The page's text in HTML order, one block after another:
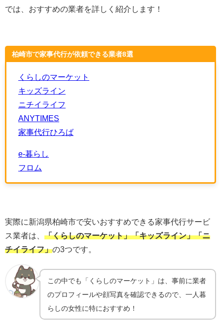
では、おすすめの業者を詳しく紹介します！
柏崎市で家事代行が依頼できる業者8選
くらしのマーケット
キッズライン
ニチイライフ
ANYTIMES
家事代行ひろば
e-暮らし
フロム
実際に新潟県柏崎市で安いおすすめできる家事代行サービ
ス業者は、 「くらしのマーケット」「キッズライン」「ニ
チイライフ」の3つです。
この中でも「くらしのマーケット」は、事前に業者
のプロフィールや顔写真を確認できるので、一人暮
らしの女性に特におすすめ！